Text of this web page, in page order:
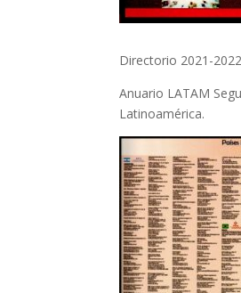
Directorio 2021-
Anuario LATAM
Latinoamérica.